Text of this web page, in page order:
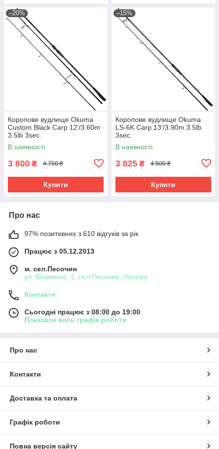
–20%
Коропове вудлище Okuma
Custom Black Carp 12’/3.60m
3.5lb 3sec.
В наявності
3 800 ₴ 4 750 ₴
Купити
–15%
Коропове вудлище Okuma
LS-6K Carp 13’/3.90m 3.5lb
3sec.
В наявності
3 825 ₴ 4 500 ₴
Купити
Про нас
97% позитивних з 610 відгуків за рік
Працює з 05.12.2013
м. сел.Песочин
ул. Шевченко, 2, сел.Песочин, Україна
Контакти
Сьогодні працює з 08:00 до 19:00
Показати весь графік роботи
Про нас
Контакти
Доставка та оплата
Графік роботи
Повна версія сайту